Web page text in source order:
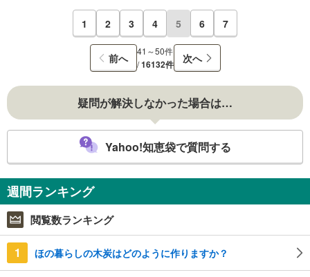
1 2 3 4 5 6 7
前へ
41～50件
/16132件 次へ
疑問が解決しなかった場合は…
Yahoo!知恵袋で質問する
週間ランキング
閲覧数ランキング
1 ほの暮らしの木炭はどのように作りますか？